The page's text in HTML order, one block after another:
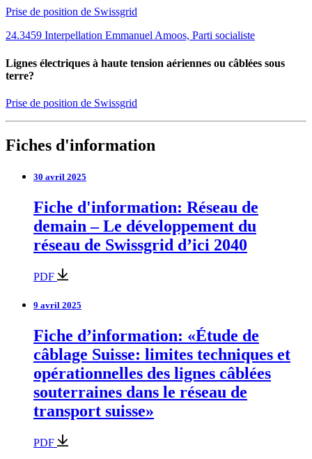
Prise de position de Swissgrid
24.3459 Interpellation Emmanuel Amoos, Parti socialiste
Lignes électriques à haute tension aériennes ou câblées sous
terre?
Prise de position de Swissgrid
Fiches d'information
30 avril 2025
Fiche d'information: Réseau de
demain – Le développement du
réseau de Swissgrid d’ici 2040
PDF
9 avril 2025
Fiche d’information: «Étude de
câblage Suisse: limites techniques et
opérationnelles des lignes câblées
souterraines dans le réseau de
transport suisse»
PDF